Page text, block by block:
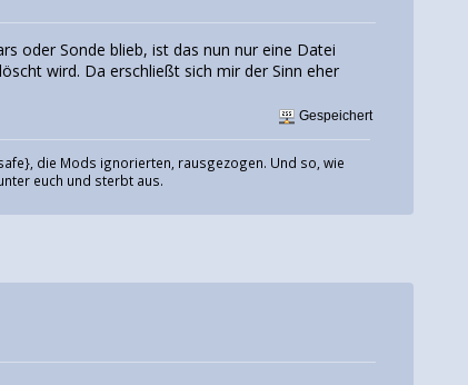
oder Sonde blieb, ist das nun nur eine Datei
wird. Da erschließt sich mir der Sinn eher
Gespeichert
die Mods ignorierten, rausgezogen. Und so, wie
euch und sterbt aus.